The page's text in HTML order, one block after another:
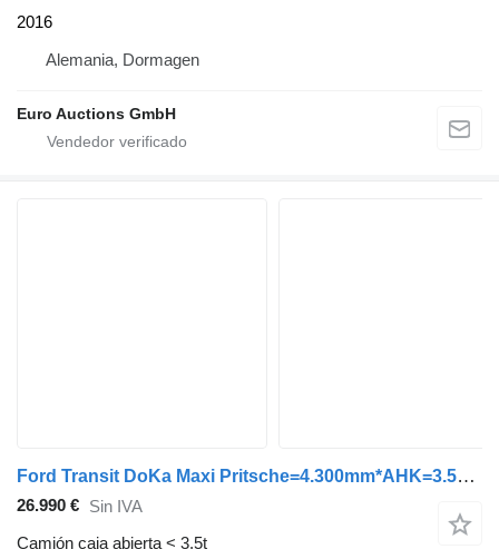
2016
Alemania, Dormagen
Euro Auctions GmbH
Ford Transit DoKa Maxi Pritsche=4.300mm*AHK=3.500KG*
26.990 € Sin IVA
Camión caja abierta < 3.5t